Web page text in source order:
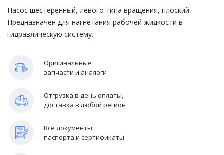
Насос шестеренный, левого типа вращения, плоский.
Предназначен для нагнетания рабочей жидкости в
гидравлическую систему.
Оригинальные
запчасти и аналоги
Отгрузка в день оплаты,
доставка в любой регион
Все документы:
паспорта и сертификаты